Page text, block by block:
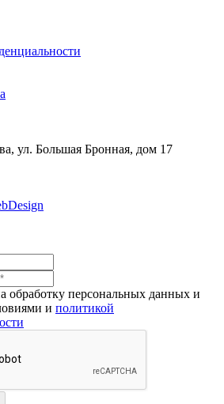
ул. Большая Бронная, дом 17
обработку персональных данных и
и политикой